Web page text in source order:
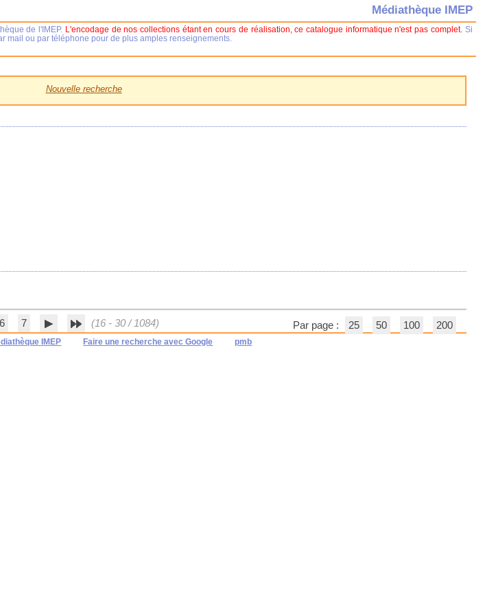
Nouvelle recherche
6 7 (16 - 30 / 1084) Par page : 25 50 100 200
IMEP Faire une recherche avec Google pmb
Médiathèque IMEP
de l'IMEP. L'encodage de nos collections étant en cours de réalisation, ce catalogue informatique n'est pas complet. Si
mail ou par téléphone pour de plus amples renseignements.